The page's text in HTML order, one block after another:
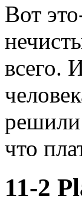
Вот
всего.
решили
что
11-2